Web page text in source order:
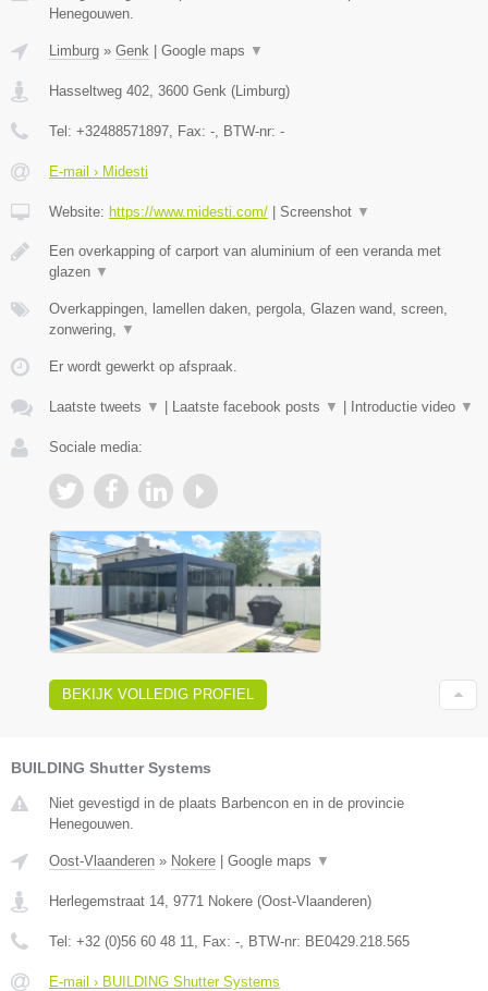
Henegouwen.
Limburg » Genk Google maps ▼
Hasseltweg 402 3600 Genk ( Limburg)
Tel: +32488571897 , Fax: - , BTW-nr: -
E-mail › Midesti
Website: https://www.midesti.com/ Screenshot ▼
Een overkapping of carport van aluminium of een veranda met
glazen ▼
Overkappingen, lamellen daken, pergola, Glazen wand, screen,
zonwering,
▼
Er wordt gewerkt op afspraak.
Laatste tweets ▼ Laatste facebook posts ▼ Introductie video ▼
Sociale media:
BEKIJK VOLLEDIG PROFIEL
BUILDING Shutter Systems
Niet gevestigd in de plaats Barbencon en in de provincie
Henegouwen.
Oost-Vlaanderen » Nokere Google maps ▼
Herlegemstraat 14 9771 Nokere (Oost-Vlaanderen)
Tel: +32 (0)56 60 48 11 , Fax: - , BTW-nr: BE0429.218.565
E-mail › BUILDING Shutter Systems